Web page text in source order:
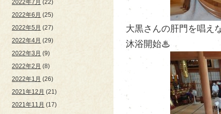
2022年7月 (22)
2022年6月 (25)
2022年5月 (27)
2022年4月 (29)
2022年3月 (9)
2022年2月 (8)
2022年1月 (26)
2021年12月 (21)
2021年11月 (17)
大黒さんの肝門を唱え
沐浴開始♨